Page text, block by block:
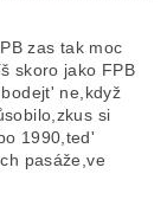
zas tak moc
skoro jako FPB
ne,když
si
1990,ted'
pasáže,ve